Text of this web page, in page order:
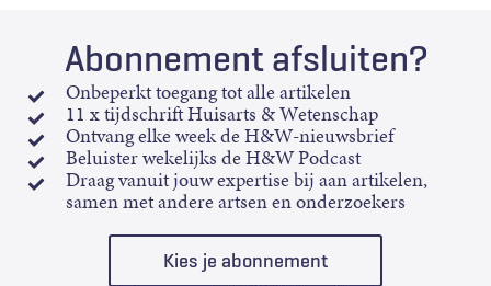
Abonnement afsluiten?
Onbeperkt toegang tot alle artikelen
11 x tijdschrift Huisarts & Wetenschap
Ontvang elke week de H&W-nieuwsbrief
Beluister wekelijks de H&W Podcast
Draag vanuit jouw expertise bij aan artikelen,
samen met andere artsen en onderzoekers
Kies je abonnement